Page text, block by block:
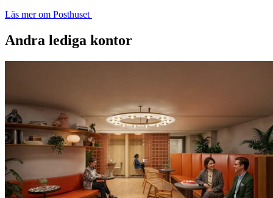
Läs mer om Posthuset
Andra lediga kontor